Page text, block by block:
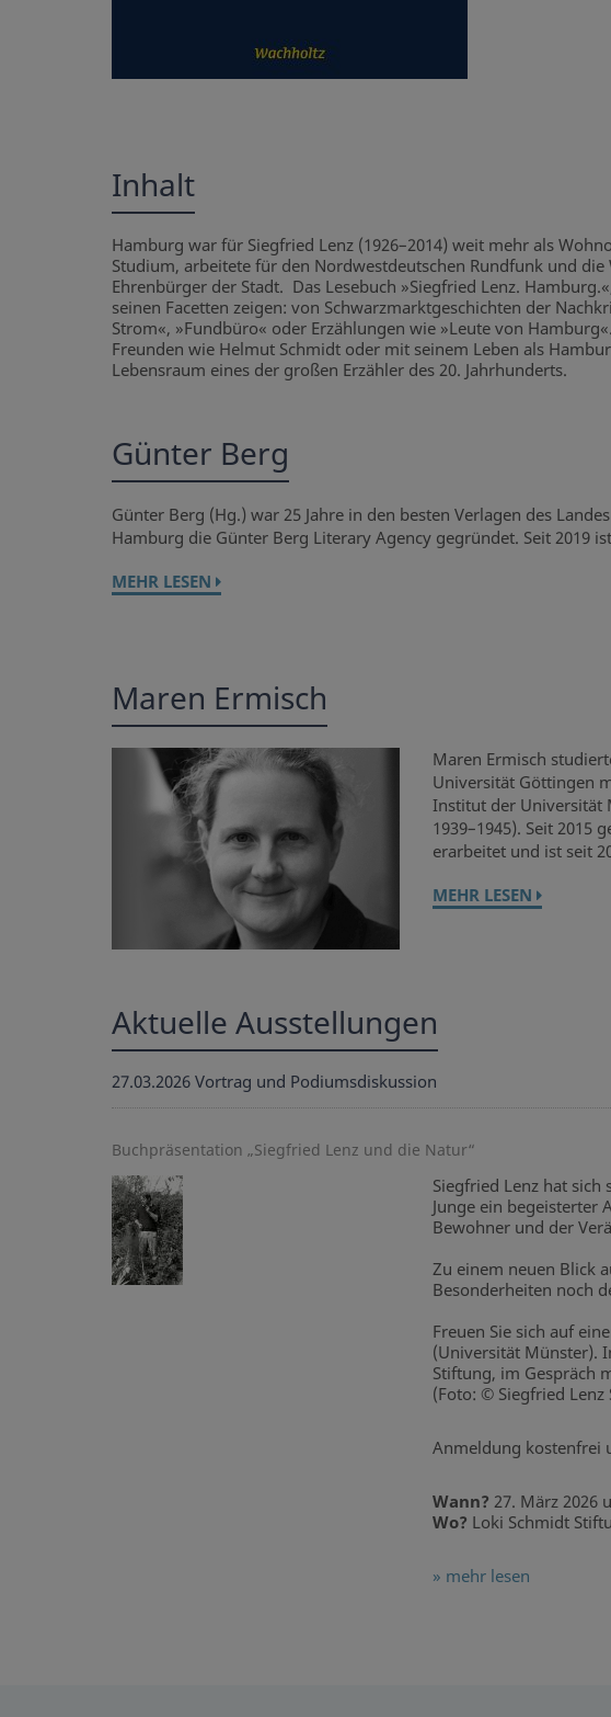
Inhalt
Hamburg war für Siegfried Lenz (1926–2014) weit mehr als
Studium, arbeitete für den Nordwestdeutschen Rundfunk und
Ehrenbürger der Stadt. Das Lesebuch »Siegfried Lenz.
seinen Facetten zeigen: von Schwarzmarktgeschichten der
Strom«, »Fundbüro« oder Erzählungen wie »Leute von
Freunden wie Helmut Schmidt oder mit seinem Leben als
Lebensraum eines der großen Erzähler des 20. Jahrhunderts.
Günter Berg
Günter Berg (Hg.) war 25 Jahre in den besten Verlagen des
Hamburg die Günter Berg Literary Agency gegründet. Seit 2019
MEHR LESEN
Maren Ermisch
Maren Ermisch
Universität Göttingen
Institut der Universität
1939–1945). Seit 2015
erarbeitet und ist seit
MEHR LESEN
Aktuelle Ausstellungen
27.03.2026 Vortrag und Podiumsdiskussion
Buchpräsentation „Siegfried Lenz und die Natur“
Siegfried Lenz hat sich
Junge ein begeisterter
Bewohner und der
Zu einem neuen Blick
Besonderheiten noch
Freuen Sie sich auf
(Universität Münster).
Stiftung, im Gespräch
(Foto: © Siegfried Lenz
Anmeldung kostenfrei
Wann? 27. März 2026
Wo? Loki Schmidt
» mehr lesen